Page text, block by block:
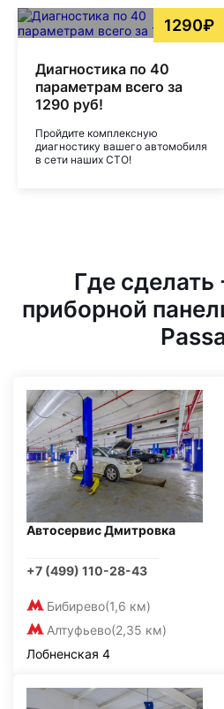
1290₽
Диагностика по 40
параметрам всего за
1290 руб!
Пройдите комплексную
диагностику вашего автомобиля
в сети наших СТО!
Где
приборной
Автосервис Дмитровка
+7 (499) 110-28-43
Бибирево(1,6 км)
Алтуфьево(2,35 км)
Лобненская 4